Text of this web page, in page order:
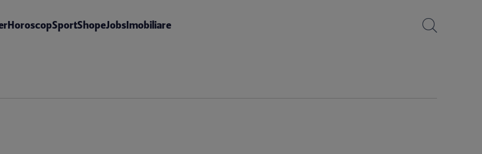
HoroscopSportShopeJobsImobiliare